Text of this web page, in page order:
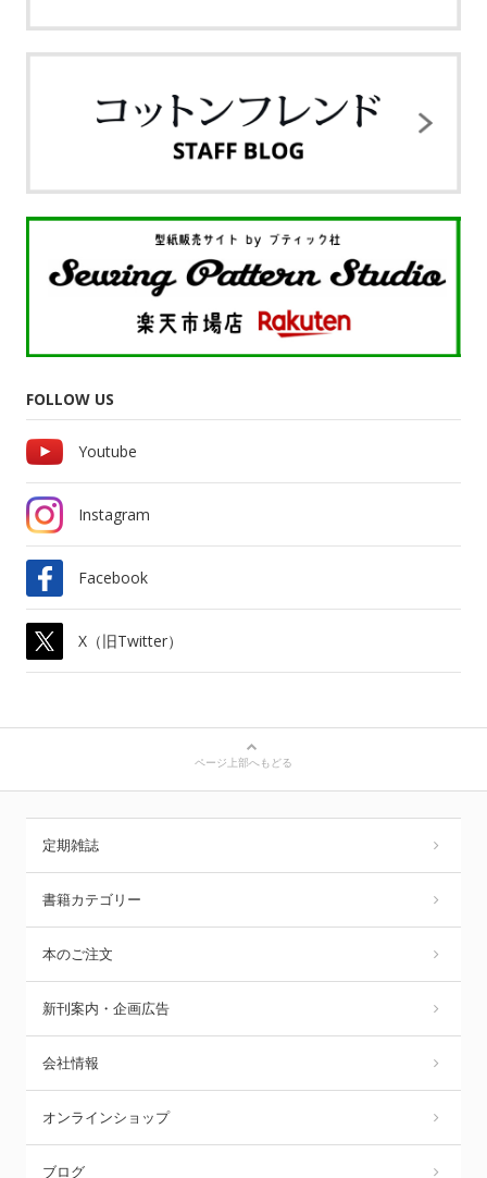
FOLLOW US
Youtube
Instagram
Facebook
X（旧Twitter）
ページ上部へもどる
定期雑誌
書籍カテゴリー
本のご注文
新刊案内・企画広告
会社情報
オンラインショップ
ブログ